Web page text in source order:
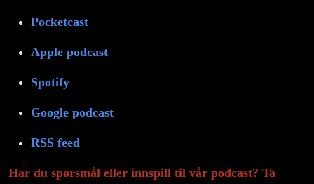
Pocketcast
Apple podcast
Spotify
Google podcast
RSS feed
Har du spørsmål eller innspill til vår podcast? Ta